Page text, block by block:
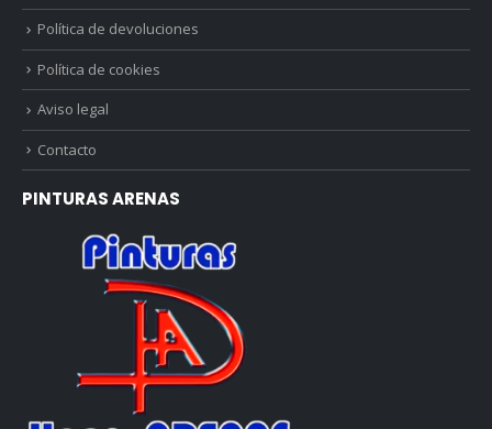
Política de devoluciones
Política de cookies
Aviso legal
Contacto
PINTURAS ARENAS